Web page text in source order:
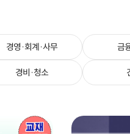
경영·회계·사무 금
경비·청소